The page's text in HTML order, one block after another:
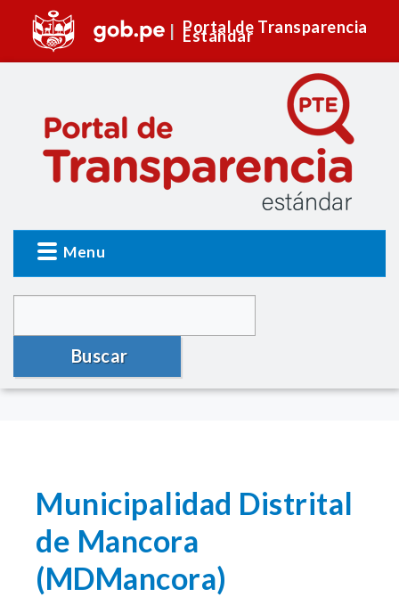
Portal de Transparencia
Estándar
Menu
Buscar
Municipalidad Distrital
de Mancora
(MDMancora)